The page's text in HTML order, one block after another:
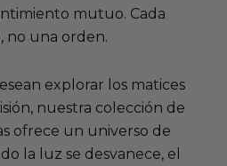
mutuo. Cada
no una orden.
explorar los matices
nuestra colección de
ofrece un universo de
la luz se desvanece, el